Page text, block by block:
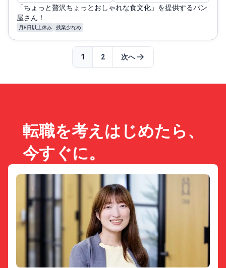
「ちょっと贅沢ちょっとおしゃれな食文化」を提供するパン
屋さん！
月8日以上休み 残業少なめ
1 2 次へ
転職を考えはじめたら、
今すぐに。